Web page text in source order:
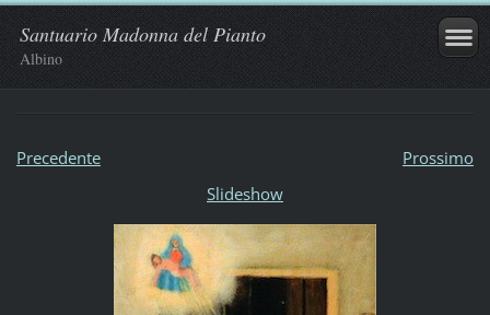
Santuario Madonna del Pianto
Albino
Precedente
Prossimo
Slideshow